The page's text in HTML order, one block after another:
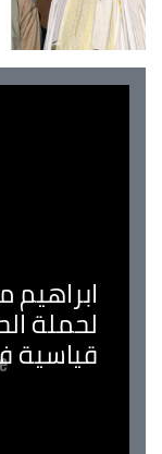
ابراهيم
لحملة
قياسية